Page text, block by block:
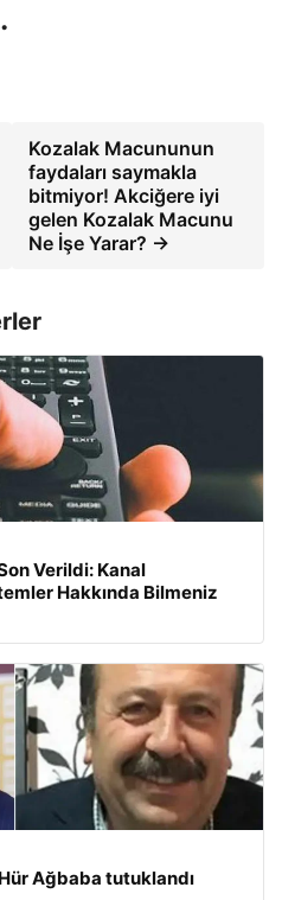
Kozalak Macununun
faydaları saymakla
bitmiyor! Akciğere iyi
gelen Kozalak Macunu
Ne İşe Yarar? →
Verildi: Kanal
Hakkında Bilmeniz
Ağbaba tutuklandı